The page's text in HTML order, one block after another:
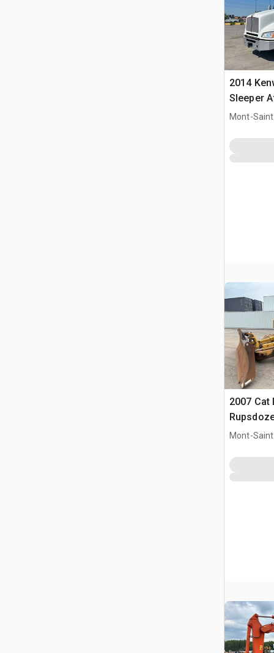
2014
Sleeper
Mont-
2007 Cat
Mont-